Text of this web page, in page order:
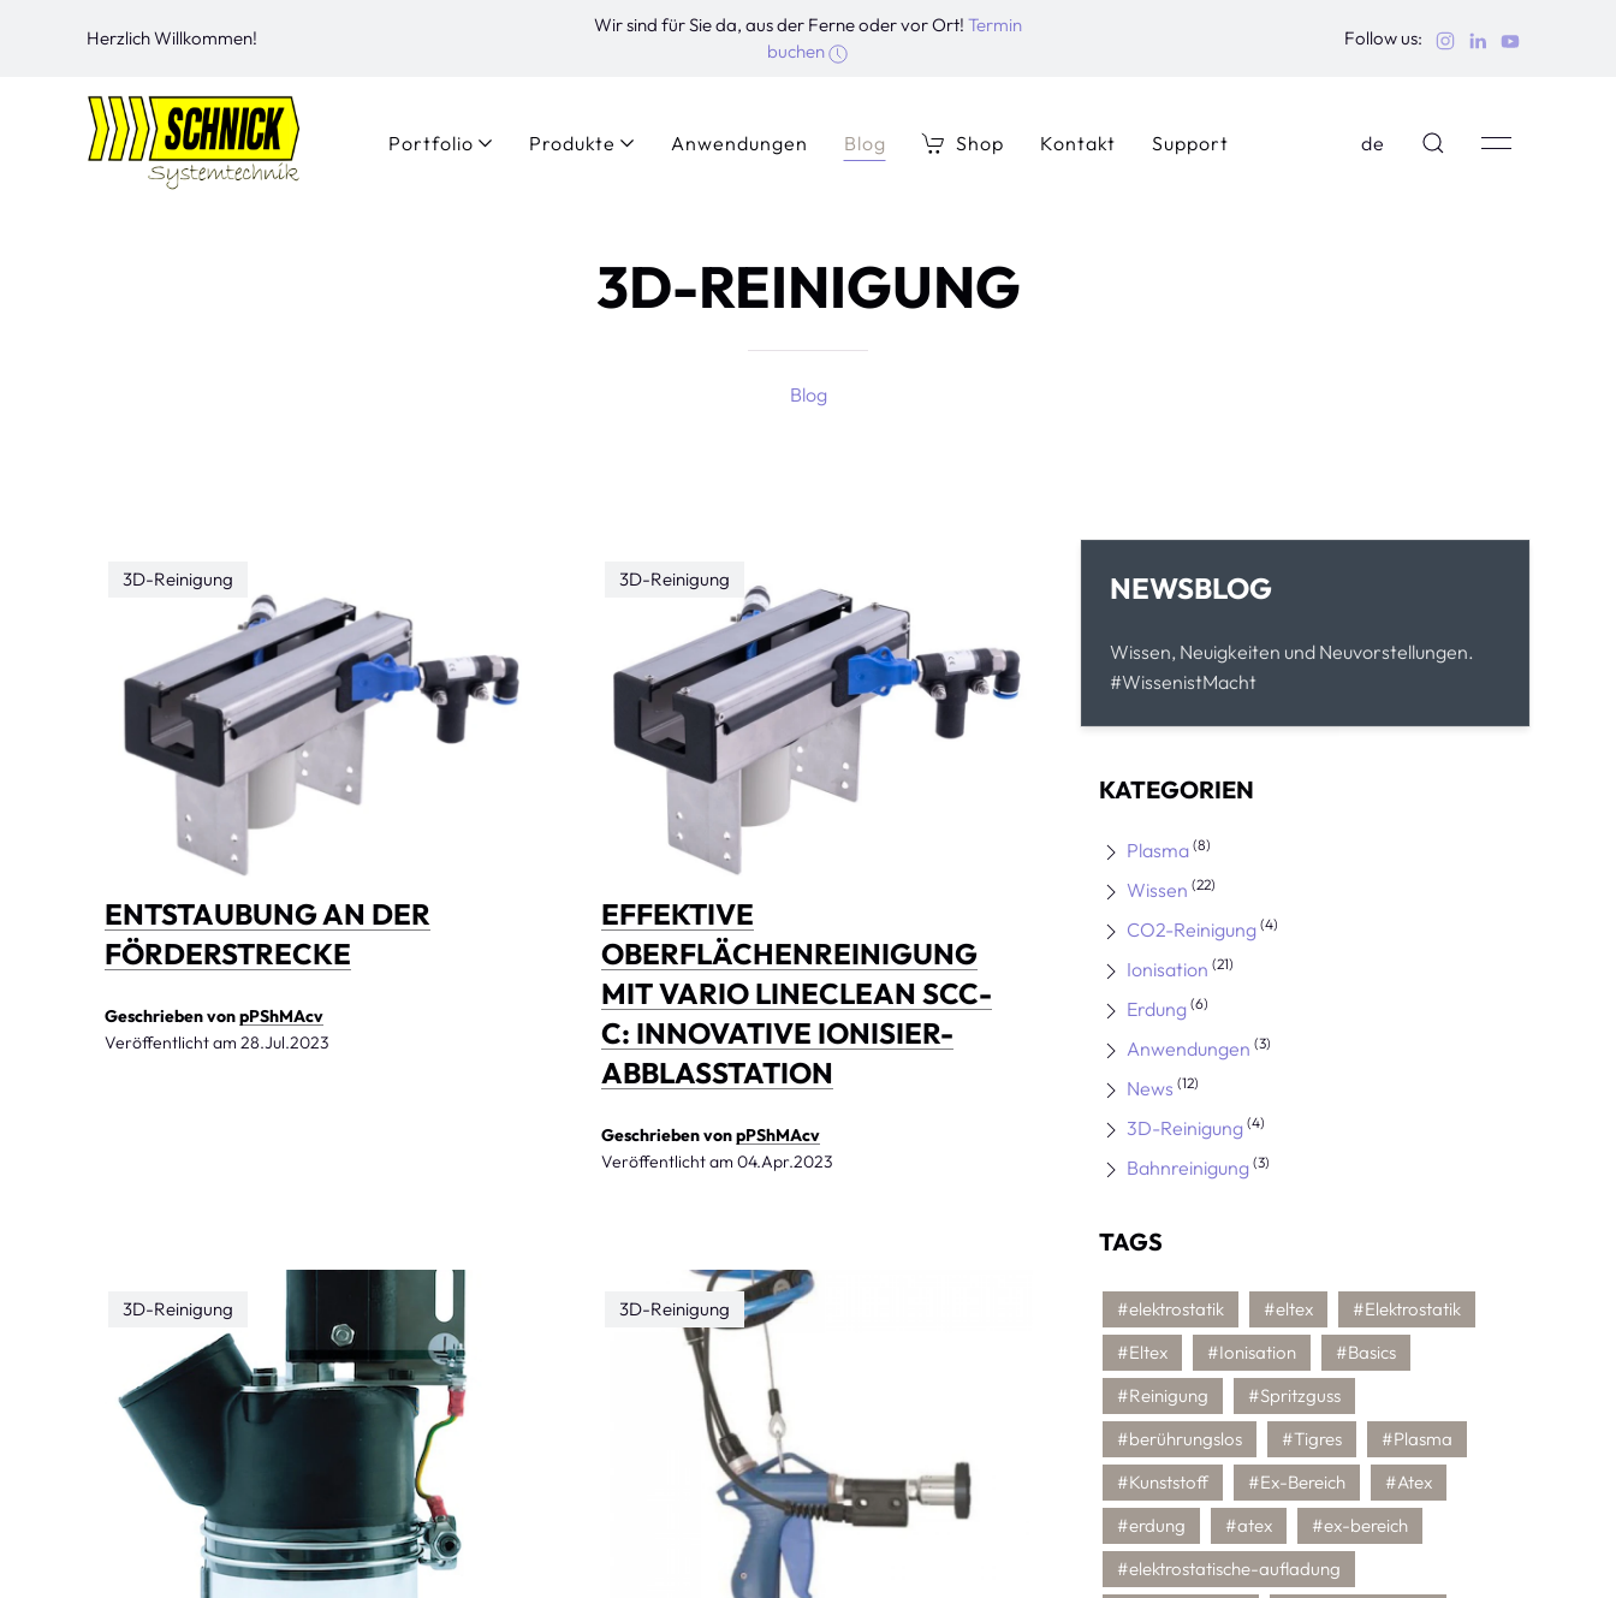
Herzlich Willkommen!
Wir sind für Sie da, aus der Ferne oder vor Ort! Termin
buchen
Follow us:
Portfolio Produkte Anwendungen Blog Shop Kontakt Support de
3D-REINIGUNG
Blog
3D-Reinigung
ENTSTAUBUNG AN DER
FÖRDERSTRECKE
Geschrieben vonpPShMAcv
Veröffentlicht am 28.Jul.2023
3D-Reinigung
EFFEKTIVE
OBERFLÄCHENREINIGUNG
MIT VARIO LINECLEAN SCC-
C: INNOVATIVE IONISIER-
ABBLASSTATION
Geschrieben vonpPShMAcv
Veröffentlicht am04.Apr.2023
3D-Reinigung 3D-Reinigung
NEWSBLOG
Wissen, Neuigkeiten und Neuvorstellungen.
#WissenistMacht
KATEGORIEN
Plasma (8)
Wissen (22)
CO2-Reinigung (4)
Ionisation (21)
Erdung (6)
Anwendungen (3)
News (12)
3D-Reinigung (4)
Bahnreinigung (3)
TAGS
#elektrostatik #eltex
#Elektrostatik
#Eltex
#Ionisation
#Basics
#Reinigung
#Spritzguss
#berührungslos
#Tigres
#Plasma
#Kunststoff
#Ex-Bereich
#Atex
#erdung
#atex
#ex-bereich
#elektrostatische-aufladung